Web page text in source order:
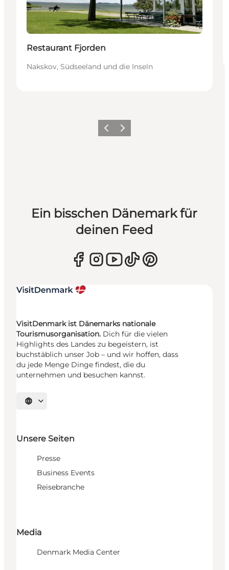
Restaurant Fjorden
Nakskov, Südseeland und die Inseln
ZurückWeiter
Ein bisschen Dänemark für
deinen Feed
VisitDenmark ist Dänemarks nationale
Tourismusorganisation. Dich für die vielen
Highlights des Landes zu begeistern, ist
buchstäblich unser Job – und wir hoffen, dass
du jede Menge Dinge findest, die du
unternehmen und besuchen kannst.
Sprache auswählen
Unsere Seiten
Presse
Business Events
Reisebranche
Media
Denmark Media Center